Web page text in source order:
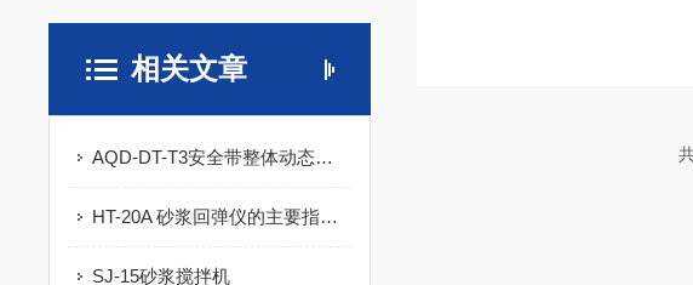
相关文章
AQD-DT-T3安全带整体动态负荷、静态负荷测试仪的技术参数
HT-20A 砂浆回弹仪的主要指标及操作保养
SJ-15砂浆搅拌机